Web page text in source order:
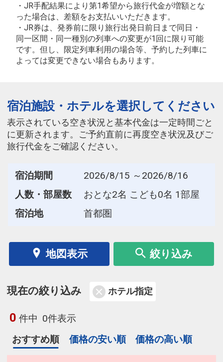
・JR手配結果により第1希望から旅行代金が増額とな
った場合は、差額をお支払いいただきます。
・JR券は、発券前に限り旅行出発日前日まで同日・
同一区間・同一種別の列車への変更が1回に限り可能
です。但し、限定列車利用の場合等、予約した列車に
よっては変更できない場合もあります。
宿泊施設・ホテルを選択してください
表示されている空き状況と基本代金は一定時間ごと
に更新されます。ご予約直前に再度空き状況及びご
旅行代金をご確認ください。
宿泊期間
2026/8/15 ～2026/8/16
人数・部屋数
おとな2名 こども0名 1部屋
宿泊地
首都圏
地図表示 絞り込み
現在の絞り込み ホテル指定
0 件中 0件表示
おすすめ順
価格の安い順 価格の高い順